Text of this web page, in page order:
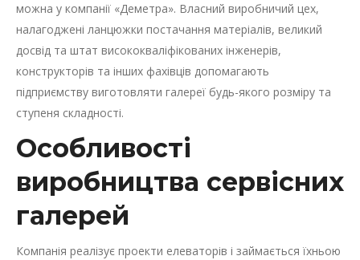
можна у компанії «Деметра». Власний виробничий цех,
налагоджені ланцюжки постачання матеріалів, великий
досвід та штат висококваліфікованих інженерів,
конструкторів та інших фахівців допомагають
підприємству виготовляти галереї будь-якого розміру та
ступеня складності.
Особливості
виробництва сервісних
галерей
Компанія реалізує проекти елеваторів і займається їхньою